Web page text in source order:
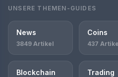
UNSERE THEMEN-GUIDES
News
3849 Artikel
Coins
437
Blockchain Trading